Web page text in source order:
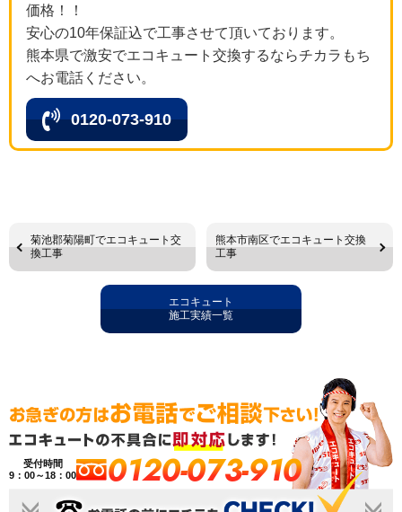
価格！！
安心の10年保証込で工事させて頂いております。
熊本県で激安でエコキュート交換するならチカラもち
へお電話ください。
0120-073-910
菊池郡菊陽町でエコキュート交
換工事
熊本市南区でエコキュート交換
工事
エコキュート
施工実績一覧
受付時間
9：00～18：00
0120-073-910